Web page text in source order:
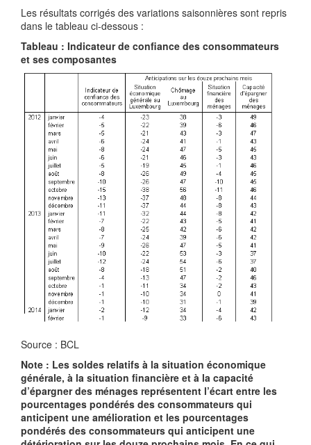
Les résultats corrigés des variations saisonnières sont repris
dans le tableau ci-dessous :
Tableau : Indicateur de confiance des consommateurs
et ses composantes
Source : BCL
Note : Les soldes relatifs à la situation économique
générale, à la situation financière et à la capacité
d’épargner des ménages représentent l’écart entre les
pourcentages pondérés des consommateurs qui
anticipent une amélioration et les pourcentages
pondérés des consommateurs qui anticipent une